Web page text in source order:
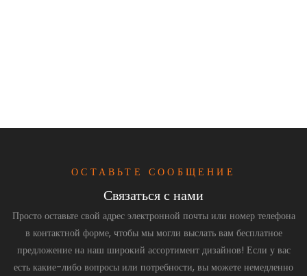
ОСТАВЬТЕ СООБЩЕНИЕ
Связаться с нами
Просто оставьте свой адрес электронной почты или номер телефона
в контактной форме, чтобы мы могли выслать вам бесплатное
предложение на наш широкий ассортимент дизайнов! Если у вас
есть какие-либо вопросы или потребности, вы можете немедленно